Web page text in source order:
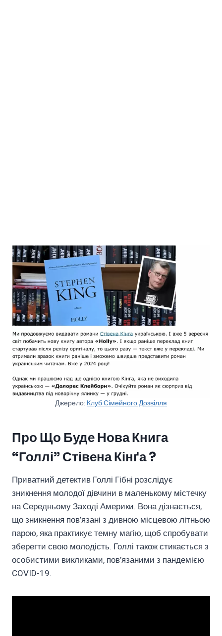
Джерело: Клуб Сімейного Дозвілля
Про Що Буде Нова Книга
“Голлі” Стівена Кінґа ?
Приватний детектив Голлі Гібні розслідує
зникнення молодої дівчини в маленькому містечку
на Середньому Заході Америки. Вона дізнається,
що зникнення пов’язані з дивною місцевою літньою
парою, яка практикує темну магію, щоб спробувати
зберегти свою молодість. Голлі також стикається з
особистими викликами, пов’язаними з пандемією
COVID-19.